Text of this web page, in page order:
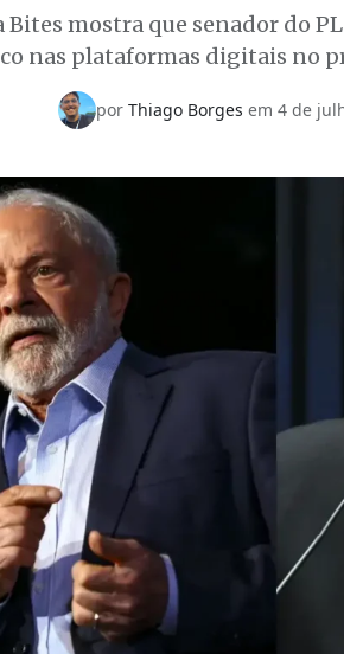
mostra que senador do
nas plataformas digitais no
por Thiago Borges em 4 de